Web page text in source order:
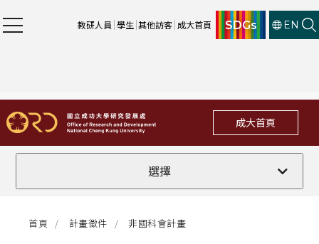
教研人員 學生 其他訪客 成大首頁 SDGs EN
成大首頁
選擇
全部
首頁 計畫徵件 非國科會計畫